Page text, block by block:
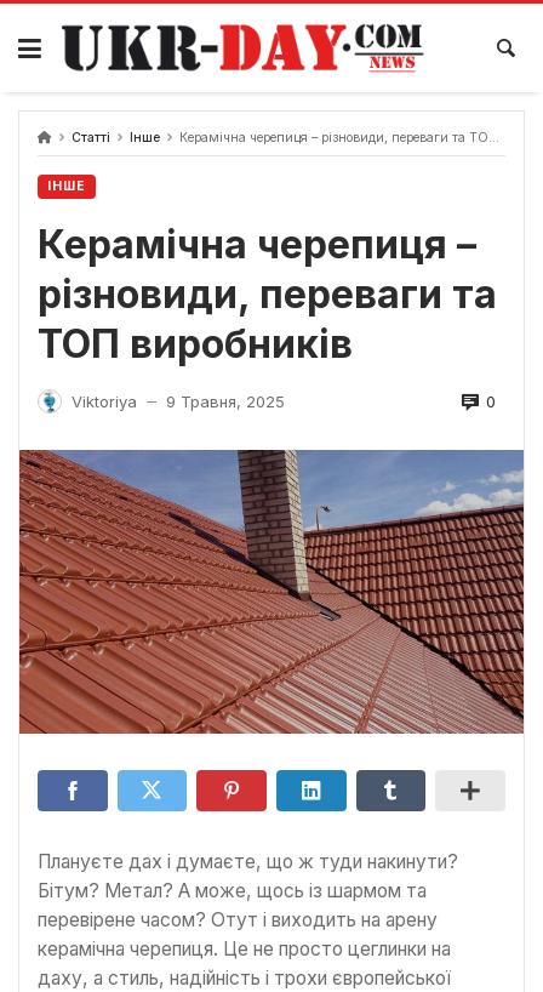
Перейти
вмісту
Статті Інше Керамічна черепиця – різновиди, переваги та ТОП виробників
ІНШЕ
Керамічна черепиця –
різновиди, переваги та
ТОП виробників
Viktoriya — 9 Травня, 2025 0
Плануєте дах і думаєте, що ж туди накинути?
Бітум? Метал? А може, щось із шармом та
перевірене часом? Отут і виходить на арену
керамічна черепиця. Це не просто цеглинки на
даху, а стиль, надійність і трохи європейської